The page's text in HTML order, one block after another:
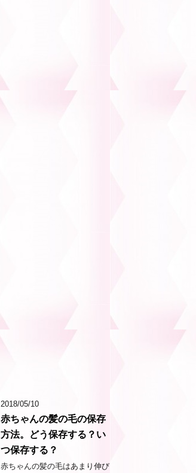
2018/05/10
赤ちゃんの髪の毛の保存
方法。どう保存する？い
つ保存する？
赤ちゃんの髪の毛はあまり伸び